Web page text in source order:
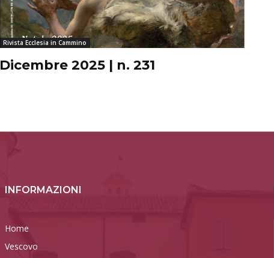
Rivista Ecclesia in Cammino
Dicembre 2025 | n. 231
INFORMAZIONI
Home
Vescovo